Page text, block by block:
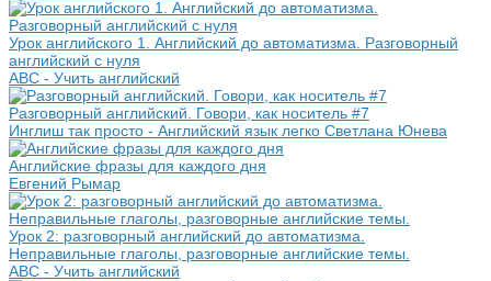
Урок английского 1. Английский до автоматизма. Разговорный
английский с нуля
ABC - Учить английский
Разговорный английский. Говори, как носитель #7
Инглиш так просто - Английский язык легко Светлана Юнева
Английские фразы для каждого дня
Евгений Рымар
Урок 2: разговорный английский до автоматизма.
Неправильные глаголы, разговорные английские темы.
ABC - Учить английский